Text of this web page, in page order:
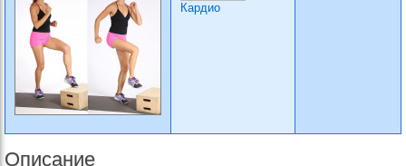
Кардио
Описание